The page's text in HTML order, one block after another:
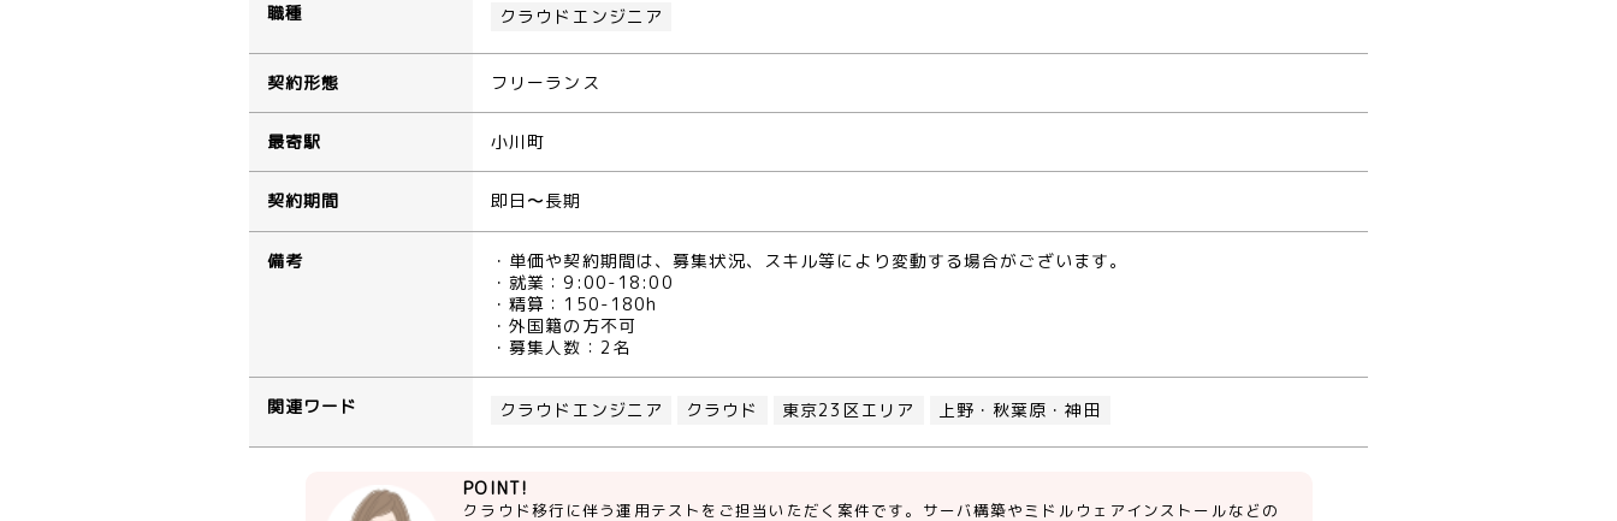
職種 クラウドエンジニア
契約形態 フリーランス
最寄駅 小川町
契約期間 即日〜長期
備考
・単価や契約期間は、募集状況、スキル等により変動する場合がございます。
・就業：9:00-18:00
・精算：150-180h
・外国籍の方不可
・募集人数：2名
関連ワード クラウドエンジニア クラウド 東京23区エリア 上野・秋葉原・神田
POINT!
クラウド移行に伴う運用テストをご担当いただく案件です。サーバ構築やミドルウェアインストールなどの